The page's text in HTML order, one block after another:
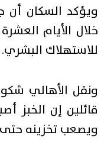
ويؤكد السكان أن
خلال الأيام
للاستهلاك البشري.
ونقل الأهالي
قائلين إن الخبز
ويصعب تخزينه